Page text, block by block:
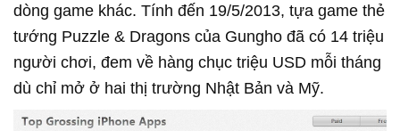
dòng game khác. Tính đến 19/5/2013, tựa game thẻ
tướng Puzzle & Dragons của Gungho đã có 14 triệu
người chơi, đem về hàng chục triệu USD mỗi tháng
dù chỉ mở ở hai thị trường Nhật Bản và Mỹ.